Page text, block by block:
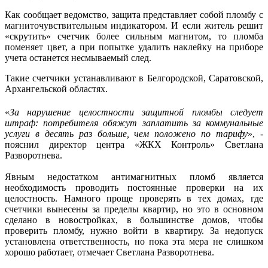
Как сообщает ведомство, защита представляет собой пломбу с
магниточувствительным индикатором. И если житель решит
«скрутить» счетчик более сильным магнитом, то пломба
поменяет цвет, а при попытке удалить наклейку на приборе
учета останется несмываемый след.
Такие счетчики устанавливают в Белгородской, Саратовской,
Архангельской областях.
«За нарушение целостности защитной пломбы следует
штраф: потребителя обяжут заплатить за коммунальные
услуги в десять раз больше, чем положено по тарифу», -
пояснил директор центра «ЖКХ Контроль» Светлана
Разворотнева.
Явным недостатком антимагнитных пломб является
необходимость проводить постоянные проверки на их
целостность. Намного проще проверять в тех домах, где
счетчики вынесены за пределы квартир, но это в основном
сделано в новостройках, в большинстве домов, чтобы
проверить пломбу, нужно войти в квартиру. За недопуск
установлена ответственность, но пока эта мера не слишком
хорошо работает, отмечает Светлана Разворотнева.